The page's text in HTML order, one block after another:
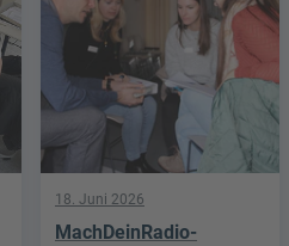
18. Juni 2026
MachDeinRadio-